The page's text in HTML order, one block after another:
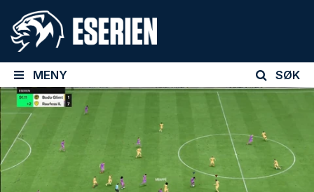
MENY SØK